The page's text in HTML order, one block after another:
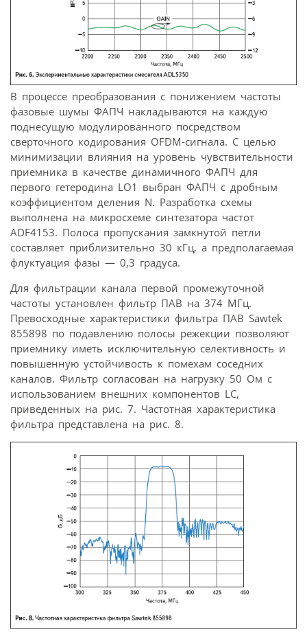
В процессе преобразования с понижением частоты
фазовые шумы ФАПЧ накладываются на каждую
поднесущую модулированного посредством
сверточного кодирования OFDM-сигнала. С целью
минимизации влияния на уровень чувствительности
приемника в качестве динамичного ФАПЧ для
первого гетеродина LO1 выбран ФАПЧ с дробным
коэффициентом деления N. Разработка схемы
выполнена на микросхеме синтезатора частот
ADF4153. Полоса пропускания замкнутой петли
составляет приблизительно 30 кГц, а предполагаемая
флуктуация фазы — 0,3 градуса.
Для фильтрации канала первой промежуточной
частоты установлен фильтр ПАВ на 374 МГц.
Превосходные характеристики фильтра ПАВ Sawtek
855898 по подавлению полосы режекции позволяют
приемнику иметь исключительную селективность и
повышенную устойчивость к помехам соседних
каналов. Фильтр согласован на нагрузку 50 Ом с
использованием внешних компонентов LC,
приведенных на рис. 7. Частотная характеристика
фильтра представлена на рис. 8.